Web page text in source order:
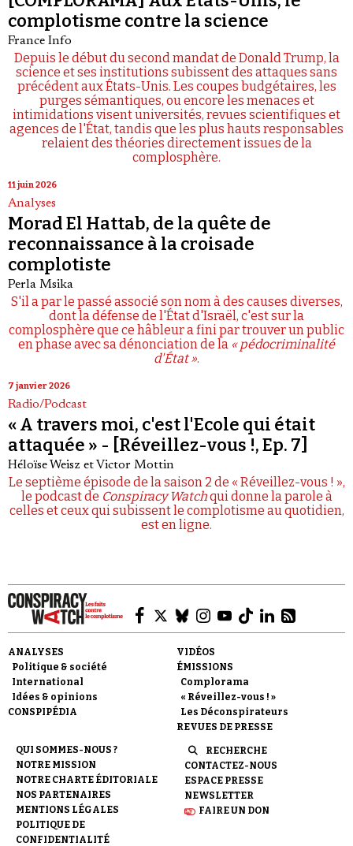
complotisme contre la science
France Info
Depuis le début du second mandat de Donald Trump, la
science et ses institutions subissent des attaques sans
précédent aux États-Unis. Les coupes budgétaires, les
purges sémantiques, ou encore les menaces et
intimidations visent universités, revues scientifiques et
agences de l'État, tandis que les plus hauts responsables
relaient des théories directement issues de la
complosphère.
11 juin 2026
Analyses
Morad El Hattab, de la quête de
reconnaissance à la croisade
complotiste
Perla Msika
S'il a par le passé associé son nom à des causes diverses,
dont la défense de l'État d'Israël, c'est sur la
complosphère que ce hâbleur a fini par trouver un public
en phase avec sa dénonciation de la « pédocriminalité
d'État ».
7 janvier 2026
Radio/Podcast
« A travers moi, c'est l'Ecole qui était
attaquée » - [Réveillez-vous !, Ep. 7]
Héloïse Weisz et Victor Mottin
Le septième épisode de la saison 2 de « Réveillez-vous ! »,
le podcast de Conspiracy Watchqui donne la parole à
celles et ceux qui subissent le complotisme au quotidien,
est en ligne.
ANALYSES
Politique & société
International
Idées & opinions
CONSPIPÉDIA
VIDÉOS
ÉMISSIONS
Complorama
« Réveillez-vous ! »
Les Déconspirateurs
REVUES DE PRESSE
QUI SOMMES-NOUS ?
NOTRE MISSION
NOTRE CHARTE ÉDITORIALE
NOS PARTENAIRES
MENTIONS LÉGALES
POLITIQUE DE
CONFIDENTIALITÉ
RECHERCHE
CONTACTEZ-NOUS
ESPACE PRESSE
NEWSLETTER
FAIRE UN DON